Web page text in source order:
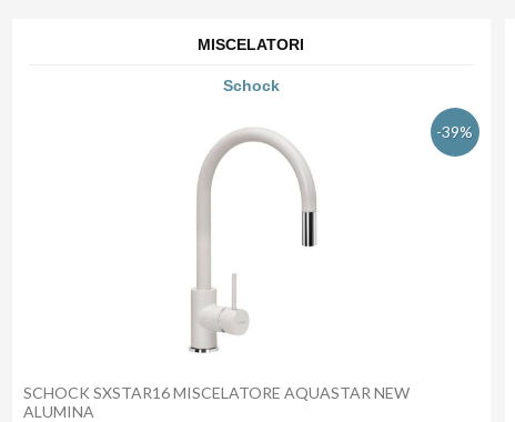
MISCELATORI
Schock
-39%
SCHOCK SXSTAR16 MISCELATORE AQUASTAR NEW
ALUMINA